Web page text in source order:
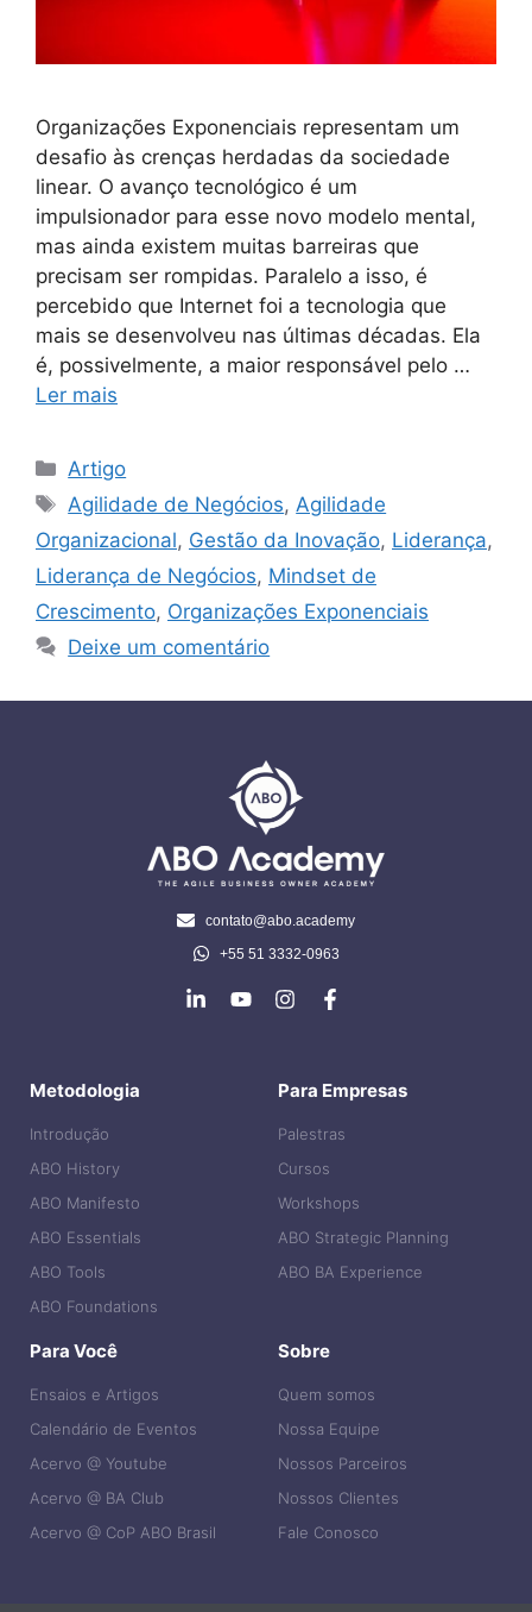
Organizações Exponenciais representam um
desafio às crenças herdadas da sociedade
linear. O avanço tecnológico é um
impulsionador para esse novo modelo mental,
mas ainda existem muitas barreiras que
precisam ser rompidas. Paralelo a isso, é
percebido que Internet foi a tecnologia que
mais se desenvolveu nas últimas décadas. Ela
é, possivelmente, a maior responsável pelo …
Ler mais
Artigo
Agilidade de Negócios, Agilidade
Organizacional, Gestão da Inovação, Liderança,
Liderança de Negócios, Mindset de
Crescimento, Organizações Exponenciais
Deixe um comentário
contato@abo.academy
+55 51 3332-0963
Metodologia
Introdução
ABO History
ABO Manifesto
ABO Essentials
ABO Tools
ABO Foundations
Para Empresas
Palestras
Cursos
Workshops
ABO Strategic Planning
ABO BA Experience
Para Você
Ensaios e Artigos
Calendário de Eventos
Acervo @ Youtube
Acervo @ BA Club
Acervo @ CoP ABO Brasil
Sobre
Quem somos
Nossa Equipe
Nossos Parceiros
Nossos Clientes
Fale Conosco